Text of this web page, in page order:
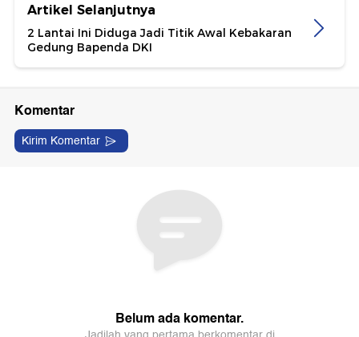
Artikel Selanjutnya
2 Lantai Ini Diduga Jadi Titik Awal Kebakaran
Gedung Bapenda DKI